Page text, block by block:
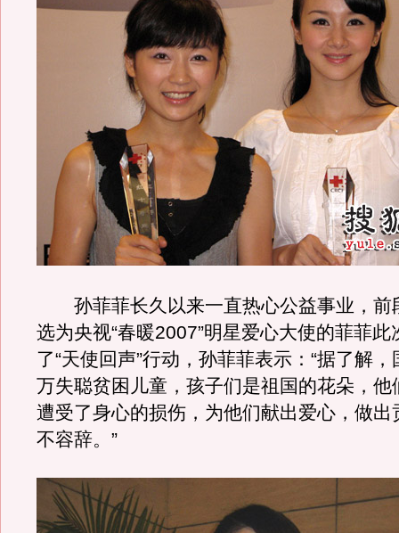
孙菲菲长久以来一直热心公益事业，前
选为央视“春暖2007”明星爱心大使的菲菲此
了“天使回声”行动，孙菲菲表示：“据了解
万失聪贫困儿童，孩子们是祖国的花朵，他
遭受了身心的损伤，为他们献出爱心，做出
不容辞。”